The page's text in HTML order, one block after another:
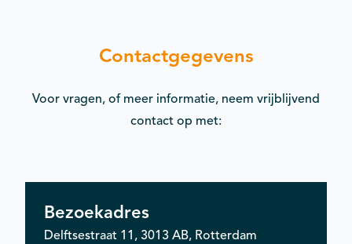
Contactgegevens
Voor vragen, of meer informatie, neem vrijblijvend
contact op met:
Bezoekadres
Delftsestraat 11, 3013 AB, Rotterdam